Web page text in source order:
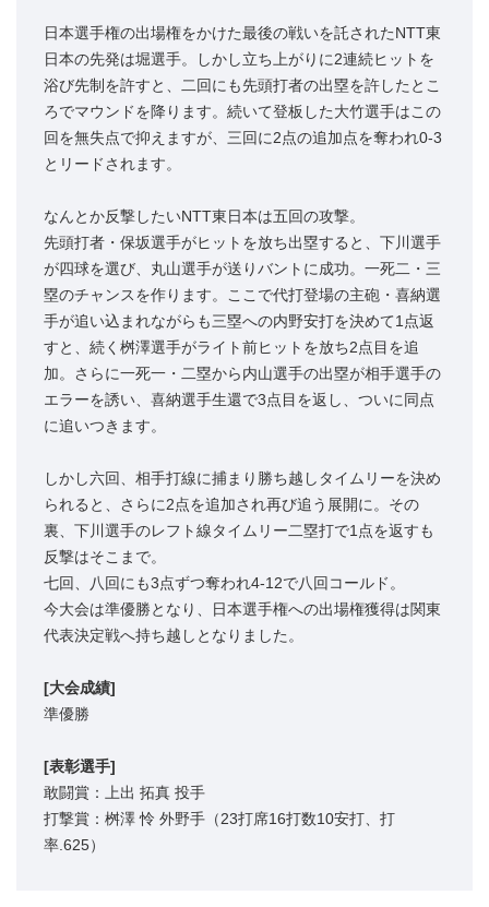
日本選手権の出場権をかけた最後の戦いを託されたNTT東
日本の先発は堀選手。しかし立ち上がりに2連続ヒットを
浴び先制を許すと、二回にも先頭打者の出塁を許したとこ
ろでマウンドを降ります。続いて登板した大竹選手はこの
回を無失点で抑えますが、三回に2点の追加点を奪われ0-3
とリードされます。
なんとか反撃したいNTT東日本は五回の攻撃。
先頭打者・保坂選手がヒットを放ち出塁すると、下川選手
が四球を選び、丸山選手が送りバントに成功。一死二・三
塁のチャンスを作ります。ここで代打登場の主砲・喜納選
手が追い込まれながらも三塁への内野安打を決めて1点返
すと、続く桝澤選手がライト前ヒットを放ち2点目を追
加。さらに一死一・二塁から内山選手の出塁が相手選手の
エラーを誘い、喜納選手生還で3点目を返し、ついに同点
に追いつきます。
しかし六回、相手打線に捕まり勝ち越しタイムリーを決め
られると、さらに2点を追加され再び追う展開に。その
裏、下川選手のレフト線タイムリー二塁打で1点を返すも
反撃はそこまで。
七回、八回にも3点ずつ奪われ4-12で八回コールド。
今大会は準優勝となり、日本選手権への出場権獲得は関東
代表決定戦へ持ち越しとなりました。
[大会成績]
準優勝
[表彰選手]
敢闘賞：上出 拓真 投手
打撃賞：桝澤 怜 外野手（23打席16打数10安打、打
率.625）